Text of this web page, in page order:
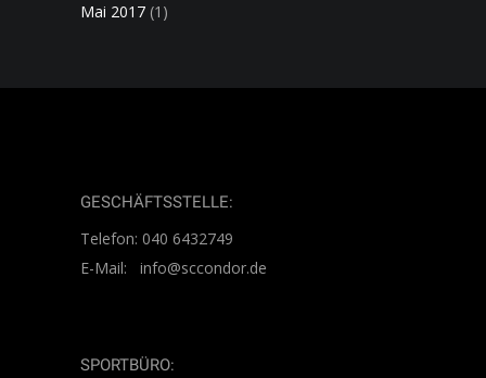
Mai 2017 (1)
GESCHÄFTSSTELLE:
Telefon: 040 6432749
E-Mail: info@sccondor.de
SPORTBÜRO: